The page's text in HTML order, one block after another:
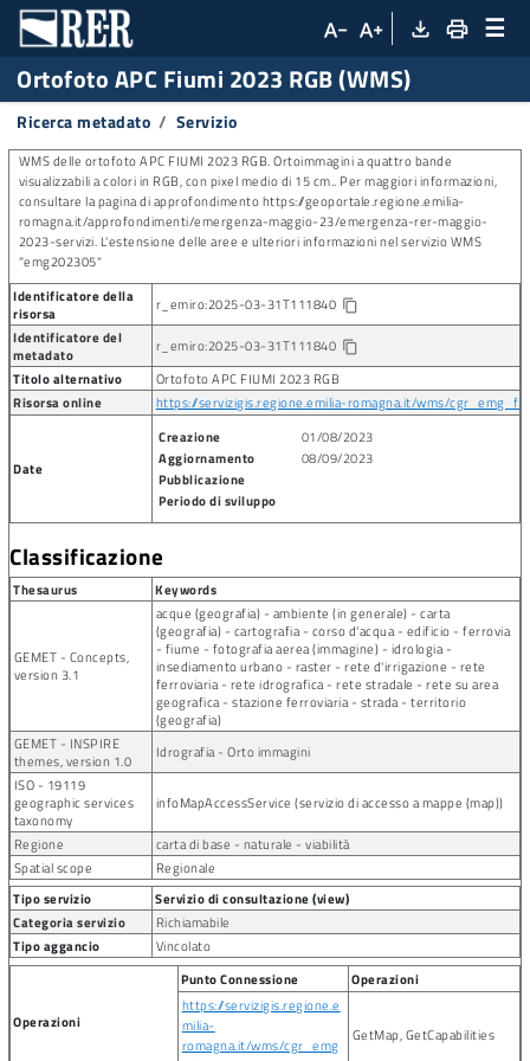
text_decrease text_increase file_download print
☰
Ortofoto APC Fiumi 2023 RGB (WMS)
Ricerca metadato Servizio
WMS delle ortofoto APC FIUMI 2023 RGB. Ortoimmagini a quattro bande
visualizzabili a colori in RGB, con pixel medio di 15 cm.. Per maggiori informazioni,
consultare la pagina di approfondimento https://geoportale.regione.emilia-
romagna.it/approfondimenti/emergenza-maggio-23/emergenza-rer-maggio-
2023-servizi. L'estensione delle aree e ulteriori informazioni nel servizio WMS
"emg202305"
Identificatore della
risorsa
r_emiro:2025-03-31T111840 content_copy
Identificatore del
metadato
r_emiro:2025-03-31T111840 content_copy
Titolo alternativo
Ortofoto APC FIUMI 2023 RGB
Risorsa online
https://servizigis.regione.emilia-romagna.it/wms/
Date
Creazione
01/08/2023
Aggiornamento
08/09/2023
Pubblicazione
Periodo di sviluppo
Classificazione
Thesaurus Keywords
GEMET - Concepts,
version 3.1
acque (geografia) - ambiente (in generale) - carta
(geografia) - cartografia - corso d'acqua - edificio - ferrovia
- fiume - fotografia aerea (immagine) - idrologia -
insediamento urbano - raster - rete d'irrigazione - rete
ferroviaria - rete idrografica - rete stradale - rete su area
geografica - stazione ferroviaria - strada - territorio
(geografia)
GEMET - INSPIRE
themes, version 1.0
Idrografia - Orto immagini
ISO - 19119
geographic services
taxonomy
infoMapAccessService (servizio di accesso a mappe (map))
Regione
carta di base - naturale - viabilità
Spatial scope
Regionale
Tipo servizio
Servizio di consultazione (view)
Categoria servizio
Richiamabile
Tipo aggancio
Vincolato
Operazioni
Punto Connessione
Operazioni
https://servizigis.regione.e
milia-
romagna.it/wms/cgr_emg
GetMap, GetCapabilities